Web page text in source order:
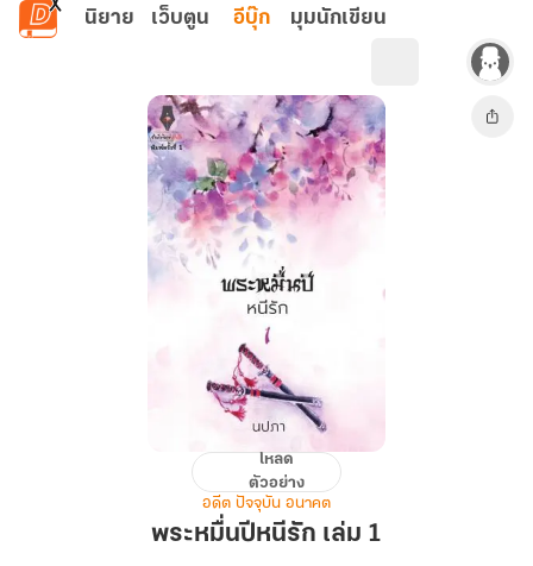
ข้ามไปยังเนื้อหาหลัก
นิยาย เว็บตูน อีบุ๊ก มุมนักเขียน
ปี
โหลด
ตัวอย่าง
อดีต ปัจจุบัน อนาคต
พระหมื่นปีหนีรัก เล่ม 1